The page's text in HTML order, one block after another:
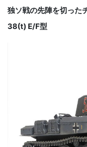
独ソ戦の先陣を切った
38(t) E/F型